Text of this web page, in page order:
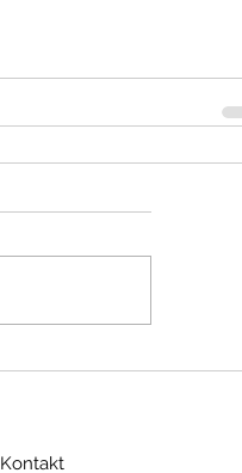
Kontakt